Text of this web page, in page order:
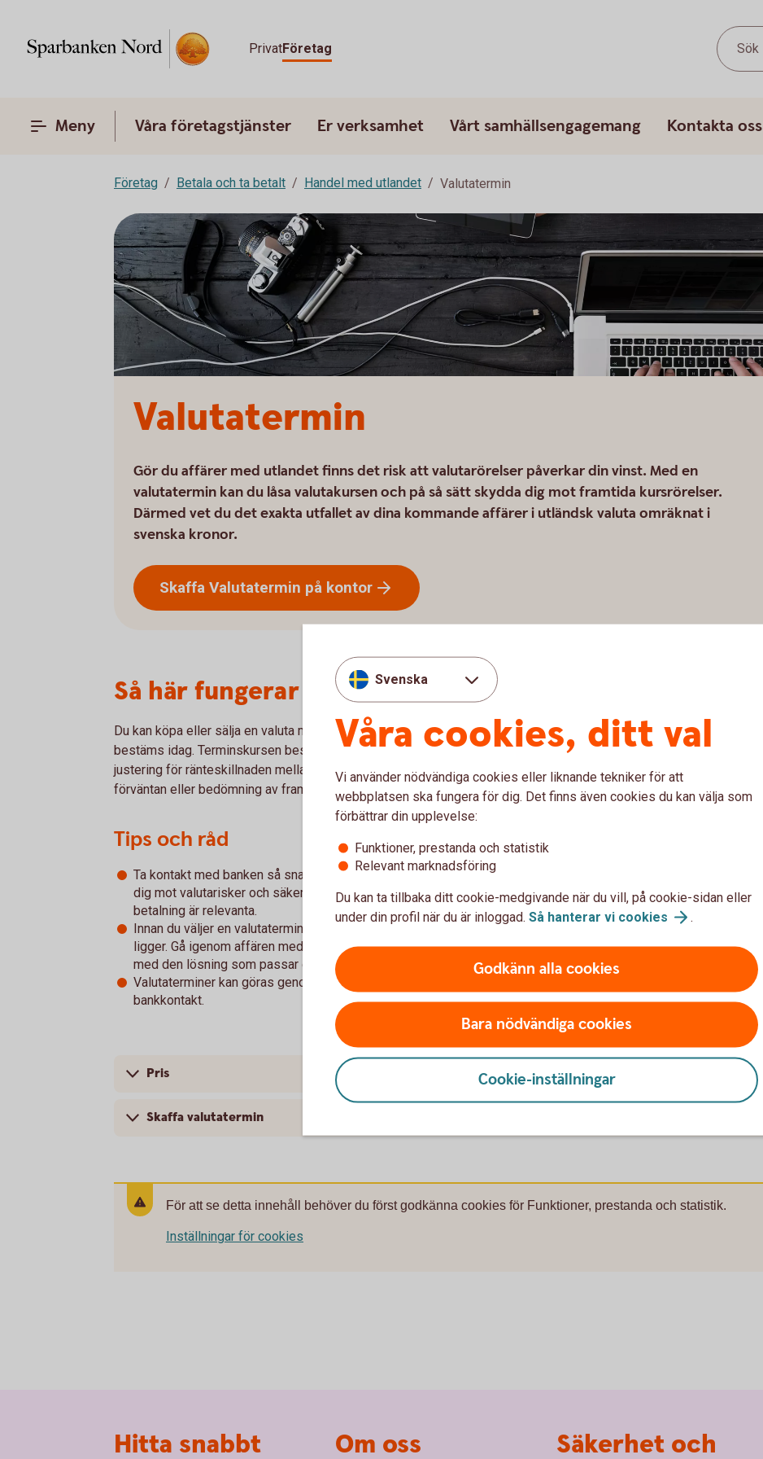
PrivatFöretag Sök
Meny Våra företagstjänster Er verksamhet Vårt samhällsengagemang Kontakta oss
Företag Betala och ta betalt Handel med utlandet Valutatermin
Valutatermin
Gör du affärer med utlandet finns det risk att valutarörelser påverkar din vinst. Med en
valutatermin kan du låsa valutakursen och på så sätt skydda dig mot framtida kursrörelser.
Därmed vet du det exakta utfallet av dina kommande affärer i utländsk valuta omräknat i
svenska kronor.
Skaffa Valutatermin på kontor
Så här fungerar valutatermin
Du kan köpa eller sälja en valuta mot en annan vid ett senare datum till en kurs som
bestäms idag. Terminskursen bestäms utifrån affärsdagens marknadskurs med en
justering för ränteskillnaden mellan valutorna som handlas. Terminspriset speglar inte
förväntan eller bedömning av framtida kursrörelser. Affären är bindande för båda parter.
Tips och råd
Ta kontakt med banken så snart en utlandsaffär är på gång. Då kan du i god tid säkra
dig mot valutarisker och säkerställa att de valutakurser du använder vid offert och
betalning är relevanta.
Innan du väljer en valutatermin är det viktigt att analysera var risker och möjligheter
ligger. Gå igenom affären med bankens specialister dessa frågor, vi kan hjälpa dig
med den lösning som passar dig bäst.
Valutaterminer kan göras genom tjänsten FX Trade, över telefon eller via din
bankkontakt.
Pris
Skaffa valutatermin
För att se detta innehåll behöver du först godkänna cookies för Funktioner, prestanda och statistik.
Inställningar för cookies
Svenska
Våra cookies, ditt val
Vi använder nödvändiga cookies eller liknande tekniker för att
webbplatsen ska fungera för dig. Det finns även cookies du kan välja som
förbättrar din upplevelse:
Funktioner, prestanda och statistik
Relevant marknadsföring
Du kan ta tillbaka ditt cookie-medgivande när du vill, på cookie-sidan eller
under din profil när du är inloggad. Så hanterar vi cookies .
Godkänn alla cookies
Bara nödvändiga cookies
Cookie-inställningar
Hitta snabbt Om oss Säkerhet och